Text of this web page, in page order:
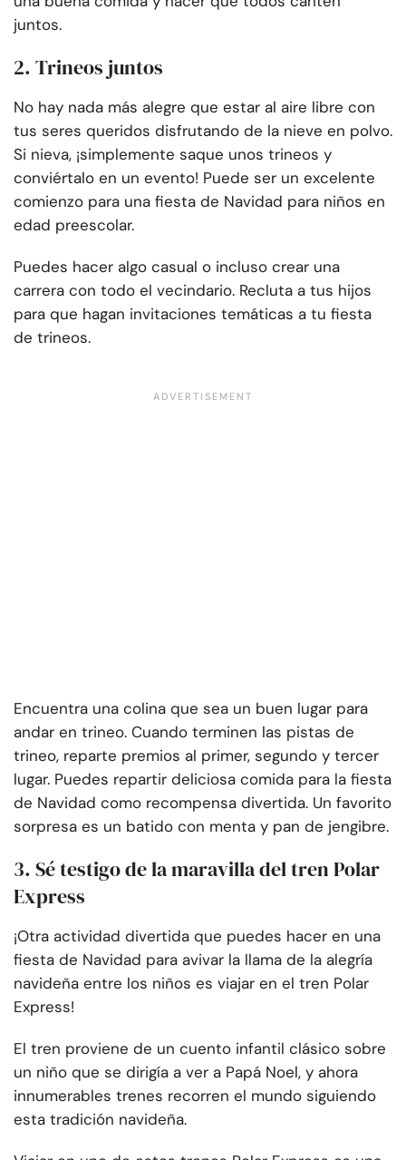
juntos.
2. Trineos juntos
No hay nada más alegre que estar al aire libre con
tus seres queridos disfrutando de la nieve en polvo.
Si nieva, ¡simplemente saque unos trineos y
conviértalo en un evento! Puede ser un excelente
comienzo para una fiesta de Navidad para niños en
edad preescolar.
Puedes hacer algo casual o incluso crear una
carrera con todo el vecindario. Recluta a tus hijos
para que hagan invitaciones temáticas a tu fiesta
de trineos.
Encuentra una colina que sea un buen lugar para
andar en trineo. Cuando terminen las pistas de
trineo, reparte premios al primer, segundo y tercer
lugar. Puedes repartir deliciosa comida para la fiesta
de Navidad como recompensa divertida. Un favorito
sorpresa es un batido con menta y pan de jengibre.
3. Sé testigo de la maravilla del tren Polar
Express
¡Otra actividad divertida que puedes hacer en una
fiesta de Navidad para avivar la llama de la alegría
navideña entre los niños es viajar en el tren Polar
Express!
El tren proviene de un cuento infantil clásico sobre
un niño que se dirigía a ver a Papá Noel, y ahora
innumerables trenes recorren el mundo siguiendo
esta tradición navideña.